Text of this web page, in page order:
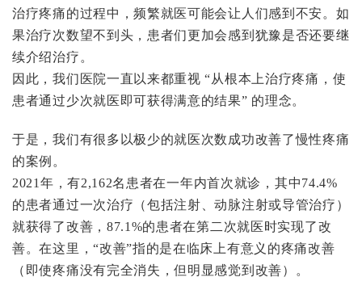
治疗疼痛的过程中，频繁就医可能会让人们感到不安。如
果治疗次数望不到头，患者们更加会感到犹豫是否还要继
续介绍治疗。
因此，我们医院一直以来都重视 “从根本上治疗疼痛，使
患者通过少次就医即可获得满意的结果” 的理念。
于是，我们有很多以极少的就医次数成功改善了慢性疼痛
的案例。
2021年，有2,162名患者在一年内首次就诊，其中74.4%
的患者通过一次治疗（包括注射、动脉注射或导管治疗）
就获得了改善，87.1%的患者在第二次就医时实现了改
善。在这里，“改善”指的是在临床上有意义的疼痛改善
（即使疼痛没有完全消失，但明显感觉到改善）。